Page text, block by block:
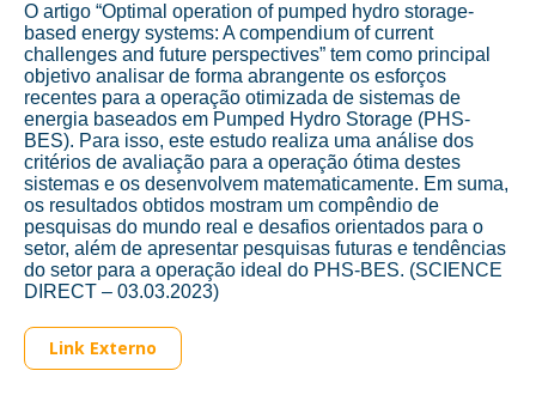
O artigo “Optimal operation of pumped hydro storage-
based energy systems: A compendium of current
challenges and future perspectives” tem como principal
objetivo analisar de forma abrangente os esforços
recentes para a operação otimizada de sistemas de
energia baseados em Pumped Hydro Storage (PHS-
BES). Para isso, este estudo realiza uma análise dos
critérios de avaliação para a operação ótima destes
sistemas e os desenvolvem matematicamente. Em suma,
os resultados obtidos mostram um compêndio de
pesquisas do mundo real e desafios orientados para o
setor, além de apresentar pesquisas futuras e tendências
do setor para a operação ideal do PHS-BES. (SCIENCE
DIRECT – 03.03.2023)
Link Externo